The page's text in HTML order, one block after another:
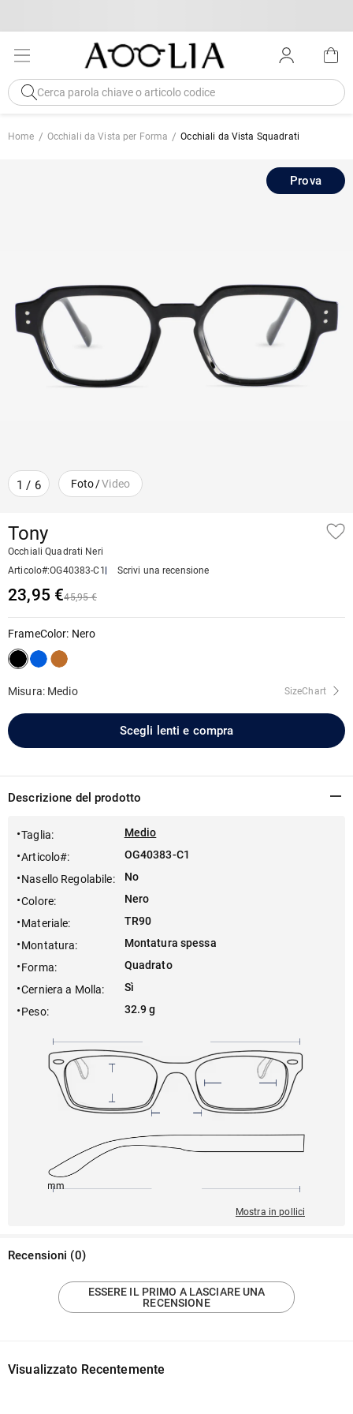
Home Occhiali da Vista per Forma Occhiali da Vista Squadrati
1 / 6 Foto/Video
Prova
Tony
Occhiali Quadrati Neri
Articolo#:OG40383-C1 Scrivi una recensione
23,95 €45,95 €
FrameColor: Nero
Misura: Medio SizeChart
Scegli lenti e compra
Descrizione del prodotto
Taglia:
Medio
Articolo#:
OG40383-C1
Nasello Regolabile:
No
Colore:
Nero
Materiale:
TR90
Montatura:
Montatura spessa
Forma:
Quadrato
Cerniera a Molla:
Sì
Peso: 32.9 g
147mm
Mostra in pollici
Recensioni (0)
ESSERE IL PRIMO A LASCIARE UNA
RECENSIONE
Visualizzato Recentemente